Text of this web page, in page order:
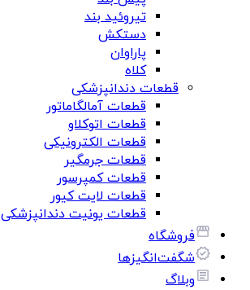
تیروئید بند
دستکش
پاراوان
کلاه
قطعات دندانپزشکی
قطعات آمالگاماتور
قطعات اتوکلاو
قطعات الکترونیکی
قطعات جرمگیر
قطعات کمپرسور
قطعات لایت کیور
قطعات یونیت دندانپزشکی
فروشگاه
شگفت‌انگیزها
وبلاگ